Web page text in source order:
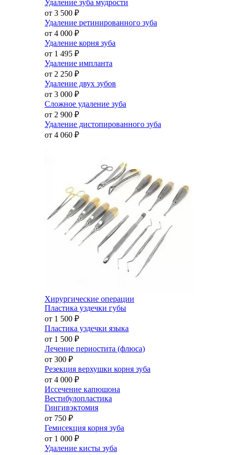
Удаление зуба мудрости
от 3 500 ₽
Удаление ретинированного зуба
от 4 000 ₽
Удаление корня зуба
от 1 495 ₽
Удаление импланта
от 2 250 ₽
Удаление двух зубов
от 3 000 ₽
Сложное удаление зуба
от 2 900 ₽
Удаление дистопированного зуба
от 4 060 ₽
Хирургические операции
Пластика уздечки губы
от 1 500 ₽
Пластика уздечки языка
от 1 500 ₽
Лечение периостита (флюса)
от 300 ₽
Резекция верхушки корня зуба
от 4 000 ₽
Иссечение капюшона
Вестибулопластика
Гингивэктомия
от 750 ₽
Гемисекция корня зуба
от 1 000 ₽
Удаление кисты зуба